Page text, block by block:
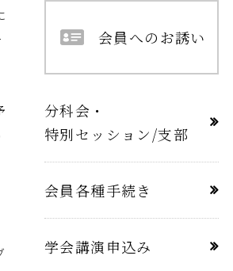
会員へのお誘い
分科会・
特別セッション/支部
会員各種手続き
学会講演申込み